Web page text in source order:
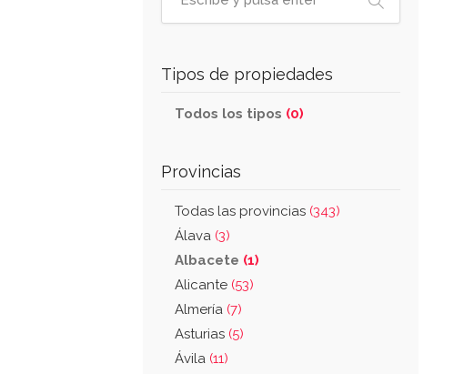
Tipos de propiedades
Todos los tipos (0)
Provincias
Todas las provincias (343)
Álava (3)
Albacete (1)
Alicante (53)
Almería (7)
Asturias (5)
Ávila (11)